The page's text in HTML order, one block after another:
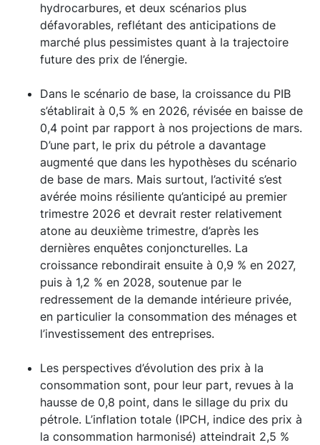
hydrocarbures, et deux scénarios plus
défavorables, reflétant des anticipations de
marché plus pessimistes quant à la trajectoire
future des prix de l’énergie.
Dans le scénario de base, la croissance du PIB
s’établirait à 0,5 % en 2026, révisée en baisse de
0,4 point par rapport à nos projections de mars.
D’une part, le prix du pétrole a davantage
augmenté que dans les hypothèses du scénario
de base de mars. Mais surtout, l’activité s’est
avérée moins résiliente qu’anticipé au premier
trimestre 2026 et devrait rester relativement
atone au deuxième trimestre, d’après les
dernières enquêtes conjoncturelles. La
croissance rebondirait ensuite à 0,9 % en 2027,
puis à 1,2 % en 2028, soutenue par le
redressement de la demande intérieure privée,
en particulier la consommation des ménages et
l’investissement des entreprises.
Les perspectives d’évolution des prix à la
consommation sont, pour leur part, revues à la
hausse de 0,8 point, dans le sillage du prix du
pétrole. L’inflation totale (IPCH, indice des prix à
la consommation harmonisé) atteindrait 2,5 %